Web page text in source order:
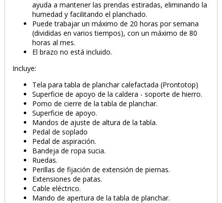
PRODUCTO AÑADIDO AL CARRITO
ayuda a mantener las prendas estiradas, eliminando la
humedad y facilitando el planchado.
Puede trabajar un máximo de 20 horas por semana
(divididas en varios tiempos), con un máximo de 80
horas al mes.
El brazo no está incluido.
Incluye:
Tela para tabla de planchar calefactada (Prontotop)
Superficie de apoyo de la caldera - soporte de hierro.
Pomo de cierre de la tabla de planchar.
Superficie de apoyo.
Mandos de ajuste de altura de la tabla.
Pedal de soplado
Pedal de aspiración.
Bandeja de ropa sucia.
Ruedas.
Perillas de fijación de extensión de piernas.
Extensiones de patas.
Cable eléctrico.
Mando de apertura de la tabla de planchar.